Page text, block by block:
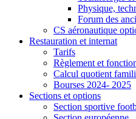
Physique,
Forum des
CS aéronautique
Restauration et internat
Tarifs
Règlement et
Calcul quotient
Bourses 2024- 2025
Sections et options
Section sportive